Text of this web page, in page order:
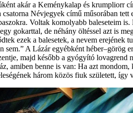
akár a Keménykalap és krumpliorr
Névjegyek című műsorában
Voltak komolyabb baleseteim
gokarttal, de néhány öltéssel azt is
ezek a balesetek, a nevem
sem.” A Lázár egyébként héber–görög
majd később a gyógyító
amiben benne is van: Ha azt
három közös fiuk született,